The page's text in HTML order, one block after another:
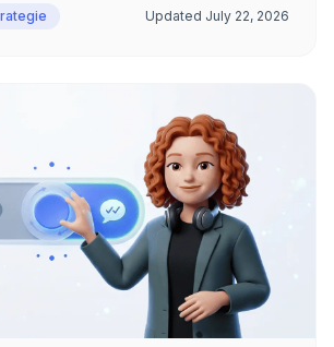
E-Commerce WhatsApp gewinnt.
Updated July 22, 2026